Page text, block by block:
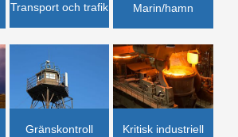
Transport och trafik Marin/hamn
Gränskontroll
Kritisk industriell